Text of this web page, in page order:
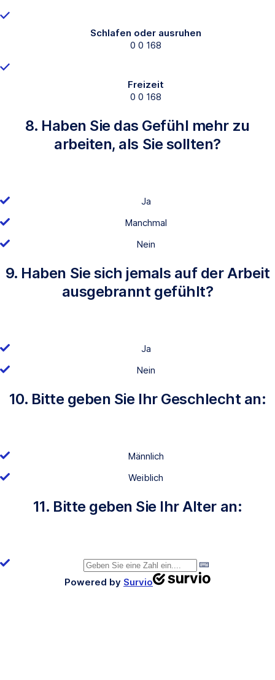
Schlafen oder ausruhen
0 0 168
Freizeit
0 0 168
8. Haben Sie das Gefühl mehr zu
arbeiten, als Sie sollten?
Ja
Manchmal
Nein
9. Haben Sie sich jemals auf der Arbeit
ausgebrannt gefühlt?
Ja
Nein
10. Bitte geben Sie Ihr Geschlecht an:
Männlich
Weiblich
11. Bitte geben Sie Ihr Alter an:
Powered by Survio